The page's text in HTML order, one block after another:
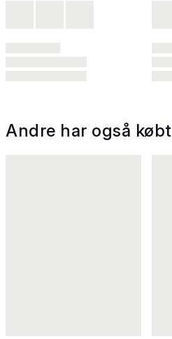
Andre har også købt